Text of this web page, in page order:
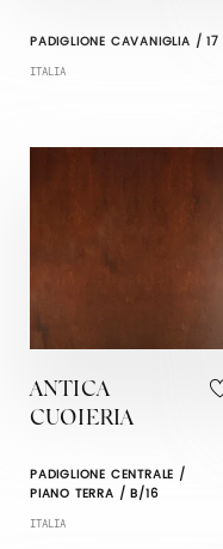
PADIGLIONE CAVANIGLIA / 17
ITALIA
ANTICA
CUOIERIA
PADIGLIONE CENTRALE /
PIANO TERRA / B/16
ITALIA